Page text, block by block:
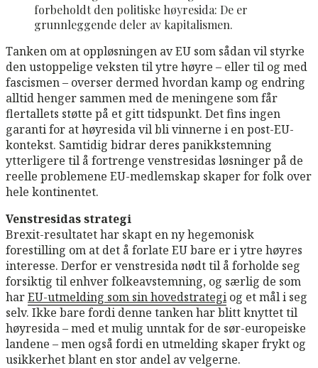
forbeholdt den politiske høyresida: De er
grunnleggende deler av kapitalismen.
Tanken om at oppløsningen av EU som sådan vil styrke
den ustoppelige veksten til ytre høyre – eller til og med
fascismen – overser dermed hvordan kamp og endring
alltid henger sammen med de meningene som får
flertallets støtte på et gitt tidspunkt. Det fins ingen
garanti for at høyresida vil bli vinnerne i en post-EU-
kontekst. Samtidig bidrar deres panikkstemning
ytterligere til å fortrenge venstresidas løsninger på de
reelle problemene EU-medlemskap skaper for folk over
hele kontinentet.
Venstresidas strategi
Brexit-resultatet har skapt en ny hegemonisk
forestilling om at det å forlate EU bare er i ytre høyres
interesse. Derfor er venstresida nødt til å forholde seg
forsiktig til enhver folkeavstemning, og særlig de som
harEU-utmelding som sin hovedstrategi og et mål i seg
selv. Ikke bare fordi denne tanken har blitt knyttet til
høyresida – med et mulig unntak for de sør-europeiske
landene – men også fordi en utmelding skaper frykt og
usikkerhet blant en stor andel av velgerne.